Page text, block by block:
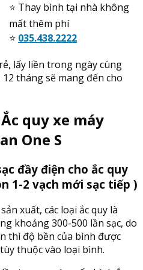
⭐️ Thay bình tại nhà không
mất thêm phí
⭐️ 035.438.2222
lấy liền trong ngày cùng
tháng sẽ mang đến cho
quy xe máy
One S
đầy điện cho ắc quy
1-2 vạch mới sạc tiếp )
xuất, các loại ắc quy là
khoảng 300-500 lần sạc, do
thì độ bền của bình được
thuộc vào loại bình.